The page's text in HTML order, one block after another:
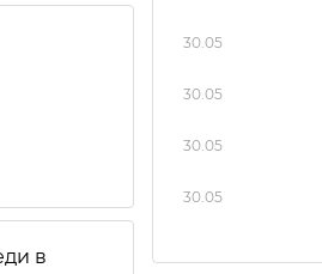
в
30.05
30.05
30.05
30.05